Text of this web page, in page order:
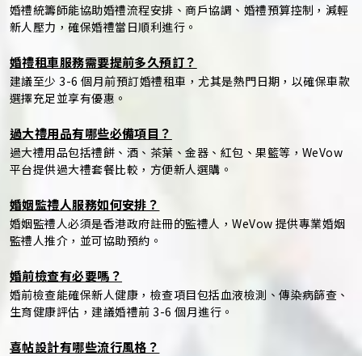
婚禮統籌師能協助婚禮流程安排、商戶協調、婚禮預算控制，減輕
新人壓力，確保婚禮當日順利進行。
婚禮租車服務需要提前多久預訂？
建議至少 3-6 個月前預訂婚禮租車，尤其是熱門日期，以確保車款
選擇充足並享有優惠。
過大禮用品有哪些必備項目？
過大禮用品包括禮餅、酒、茶葉、金器、紅包、果籃等，WeVow
平台提供過大禮套餐比較，方便新人選購。
婚姻監禮人服務如何安排？
婚姻監禮人必須是香港政府註冊的監禮人，WeVow 提供專業婚姻
監禮人推介，並可協助預約。
婚前檢查有必要嗎？
婚前檢查能確保新人健康，檢查項目包括血液檢測、傳染病篩查、
生育健康評估，建議婚禮前 3-6 個月進行。
喜帖設計有哪些流行風格？